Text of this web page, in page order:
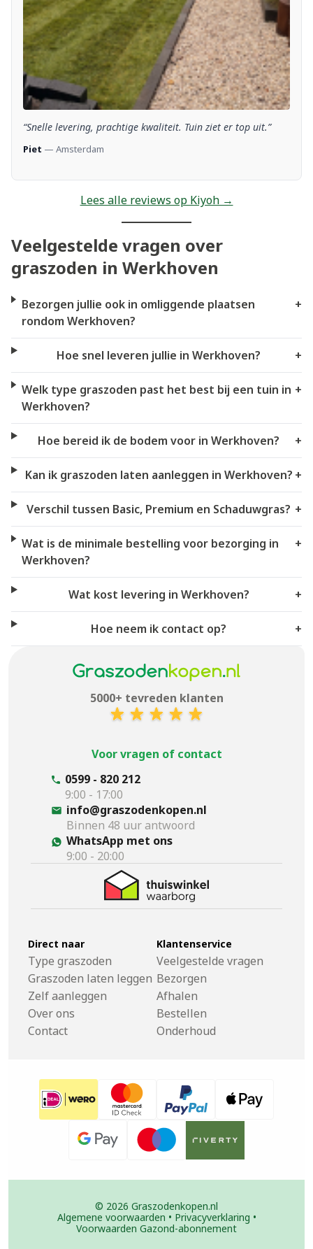
“Snelle levering, prachtige kwaliteit. Tuin ziet er top uit.”
Piet — Amsterdam
Lees alle reviews op Kiyoh →
Veelgestelde vragen over
graszoden in Werkhoven
Bezorgen jullie ook in omliggende plaatsen
rondom Werkhoven?
+
Hoe snel leveren jullie in Werkhoven? +
Welk type graszoden past het best bij een tuin in
Werkhoven?
+
Hoe bereid ik de bodem voor in Werkhoven? +
Kan ik graszoden laten aanleggen in Werkhoven? +
Verschil tussen Basic, Premium en Schaduwgras? +
Wat is de minimale bestelling voor bezorging in
Werkhoven?
+
Wat kost levering in Werkhoven? +
Hoe neem ik contact op? +
5000+ tevreden klanten
Voor vragen of contact
0599 - 820 212
9:00 - 17:00
info@graszodenkopen.nl
Binnen 48 uur antwoord
WhatsApp met ons
9:00 - 20:00
Direct naar
Type graszoden
Graszoden laten leggen
Zelf aanleggen
Over ons
Contact
Klantenservice
Veelgestelde vragen
Bezorgen
Afhalen
Bestellen
Onderhoud
© 2026 Graszodenkopen.nl
Algemene voorwaarden • Privacyverklaring •
Voorwaarden Gazond-abonnement